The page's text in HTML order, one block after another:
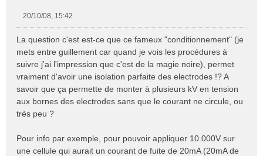
s
s
a
g
e
n
u
20/10/08, 15:42
La question c'est est-ce que ce fameux "conditionnement" (je
mets entre guillement car quand je vois les procédures à
suivre j'ai l'impression que c'est de la magie noire), permet
vraiment d'avoir une isolation parfaite des electrodes !? A
savoir que ça permette de monter à plusieurs kV en tension
aux bornes des electrodes sans que le courant ne circule, ou
très peu ?
Pour info par exemple, pour pouvoir appliquer 10.000V sur
une cellule qui aurait un courant de fuite de 20mA (20mA de